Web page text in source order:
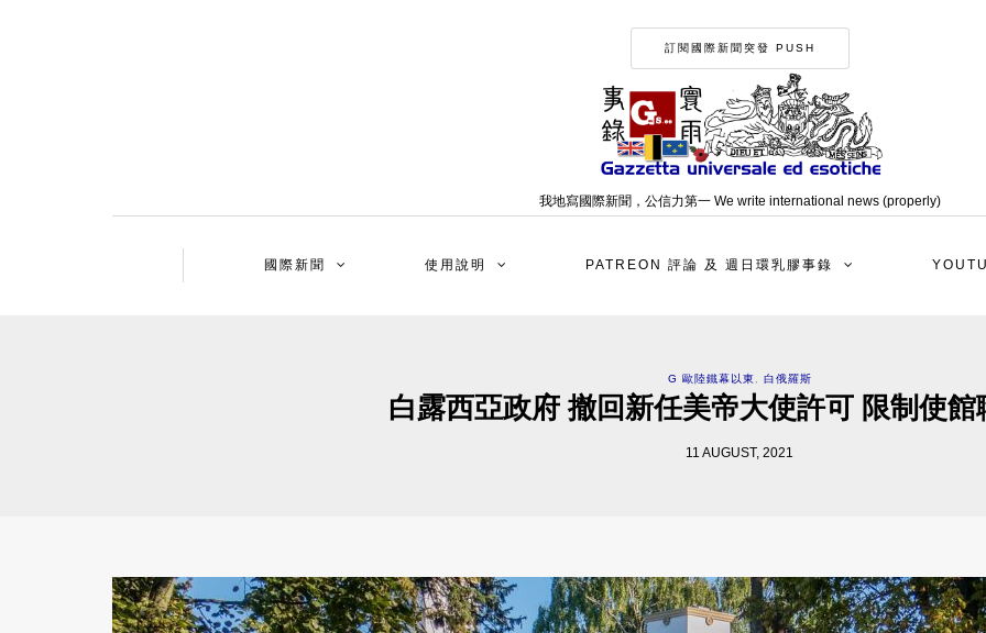
訂閱國際新聞突發 PUSH
我地寫國際新聞，公信力第一 We write international news (properly)
國際新聞 使用說明 PATREON 評論 及 週日環乳膠事錄
G 歐陸鐵幕以東 白俄羅斯
白露西亞政府 撤回新任美帝大使許可 限制使館
11 AUGUST, 2021